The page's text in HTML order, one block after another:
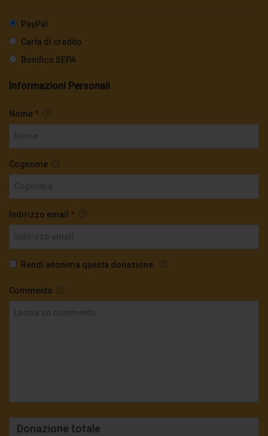
PayPal
Carta di credito
Bonifico SEPA
Informazioni Personali
Nome *
Cognome
Indirizzo email *
Rendi anonima questa donazione.
Commento
Donazione totale